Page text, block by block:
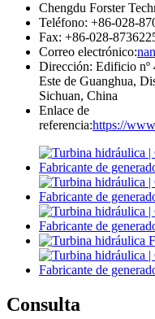
Chengdu Forster
Teléfono: +86-028-
Fax: +86-028-
Correo electrónico:
Dirección: Edificio nº
Este de Guanghua,
Sichuan, China
Enlace de
referencia:https://
Consulta